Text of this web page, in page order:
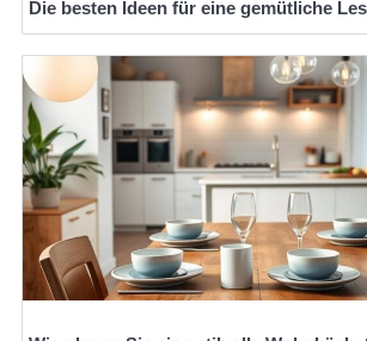
Die besten Ideen für eine gemütliche